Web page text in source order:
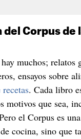
del Corpus de
muchos; relatos
ensayos sobre
. Cada libro
motivos que sea,
el Corpus es
cocina, sino que